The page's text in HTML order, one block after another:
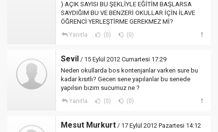
) AÇIK SAYISI BU ŞEKLİYLE EĞİTİM BAŞLARSA
SAYDIĞIM BU VE BENZERİ OKULLAR İÇİN İLAVE
ÖĞRENCİ YERLEŞTİRME GEREKMEZ Mİ?
Yanıtla (0) (0)
Sevil / 15 Eylül 2012 Cumartesi 17:29
Neden okullarda bos kontenjanlar varken sure bu
kadar kısıtlı? Gecen sene yapılanlar bu senede
yapılsın bızım sucumuz ne ?
Yanıtla (0) (0)
Mesut Murkurt / 17 Eylül 2012 Pazartesi 14:12